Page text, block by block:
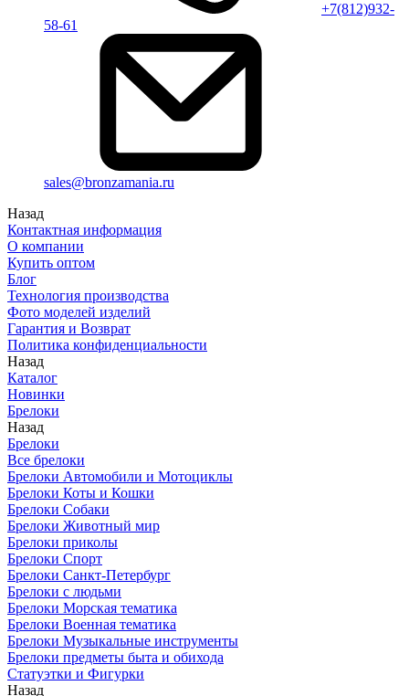
+7(812)932-
58-61
sales@bronzamania.ru
Назад
Контактная информация
О компании
Купить оптом
Блог
Технология производства
Фото моделей изделий
Гарантия и Возврат
Политика конфиденциальности
Назад
Каталог
Новинки
Брелоки
Назад
Брелоки
Все брелоки
Брелоки Автомобили и Мотоциклы
Брелоки Коты и Кошки
Брелоки Собаки
Брелоки Животный мир
Брелоки приколы
Брелоки Спорт
Брелоки Санкт-Петербург
Брелоки с людьми
Брелоки Морская тематика
Брелоки Военная тематика
Брелоки Музыкальные инструменты
Брелоки предметы быта и обихода
Статуэтки и Фигурки
Назад